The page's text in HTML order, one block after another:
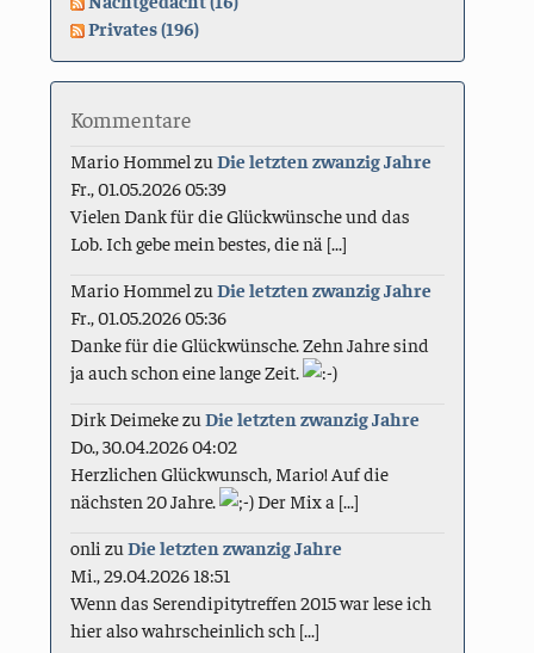
Privates (196)
Kommentare
Mario Hommel zuDie letzten zwanzig Jahre
Fr., 01.05.2026 05:39
Vielen Dank für die Glückwünsche und das
Lob. Ich gebe mein bestes, die nä [...]
Mario Hommel zuDie letzten zwanzig Jahre
Fr., 01.05.2026 05:36
Danke für die Glückwünsche. Zehn Jahre sind
ja auch schon eine lange Zeit.
Dirk DeimekezuDie letzten zwanzig Jahre
Do., 30.04.2026 04:02
Herzlichen Glückwunsch, Mario! Auf die
nächsten 20 Jahre.
Der Mix a [...]
onli zuDie letzten zwanzig Jahre
Mi., 29.04.2026 18:51
Wenn das Serendipitytreffen 2015 war lese ich
hier also wahrscheinlich sch [...]